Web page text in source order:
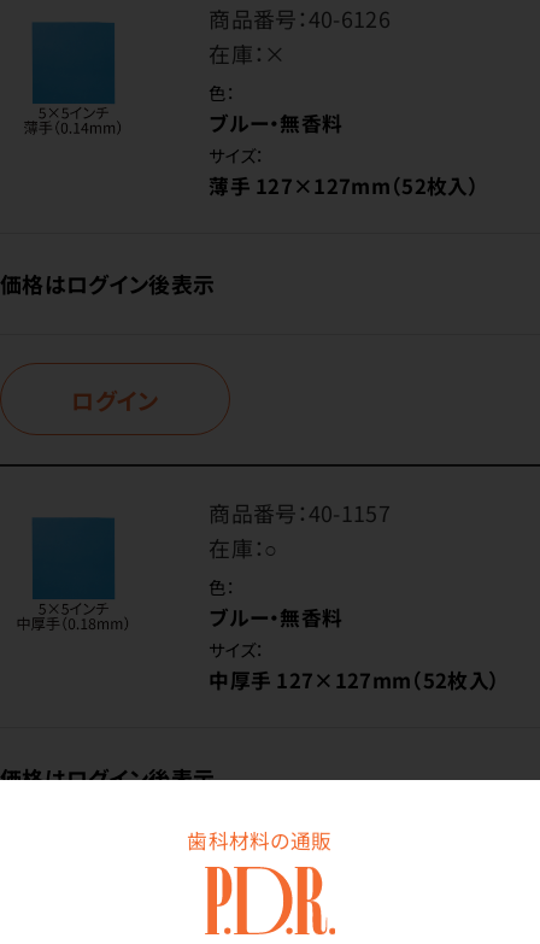
歯科材料の通販
商品番号：40-6126
在庫： ×
色：
ブルー・無香料
サイズ：
薄手 127×127mm（52枚入）
価格はログイン後表示
ログイン
商品番号：40-1157
在庫：○
色：
ブルー・無香料
サイズ：
中厚手 127×127mm（52枚入）
価格はログイン後表示